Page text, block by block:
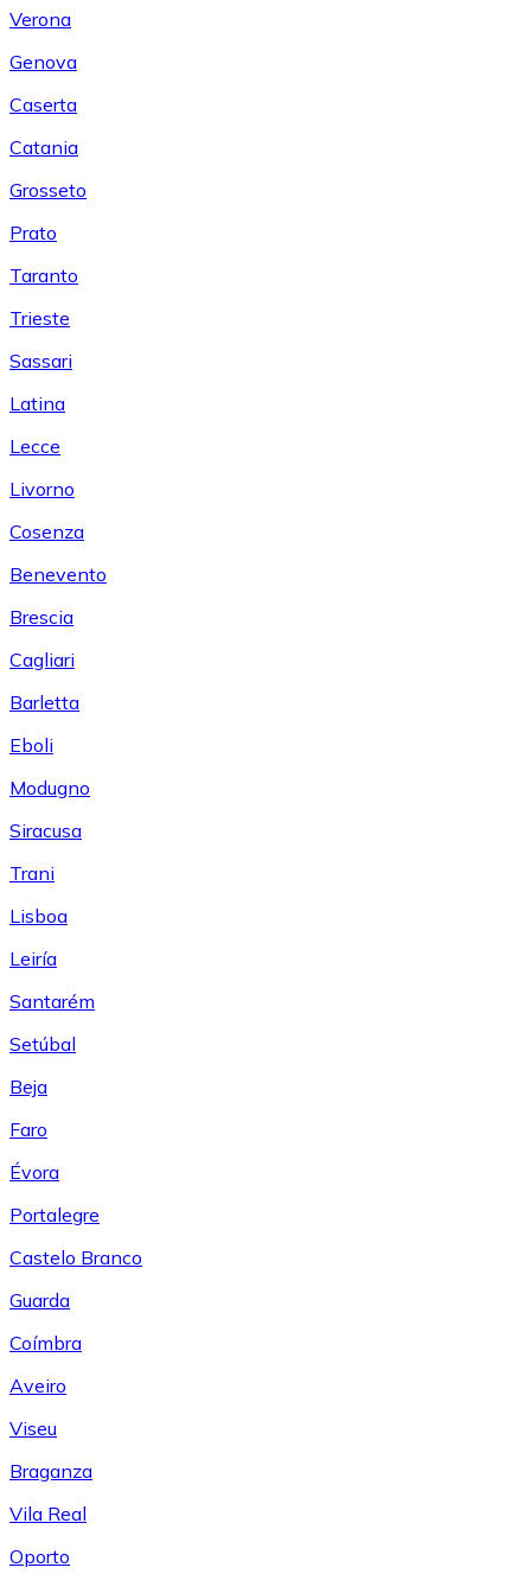
Verona
Genova
Caserta
Catania
Grosseto
Prato
Taranto
Trieste
Sassari
Latina
Lecce
Livorno
Cosenza
Benevento
Brescia
Cagliari
Barletta
Eboli
Modugno
Siracusa
Trani
Lisboa
Leiría
Santarém
Setúbal
Beja
Faro
Évora
Portalegre
Castelo Branco
Guarda
Coímbra
Aveiro
Viseu
Braganza
Vila Real
Oporto